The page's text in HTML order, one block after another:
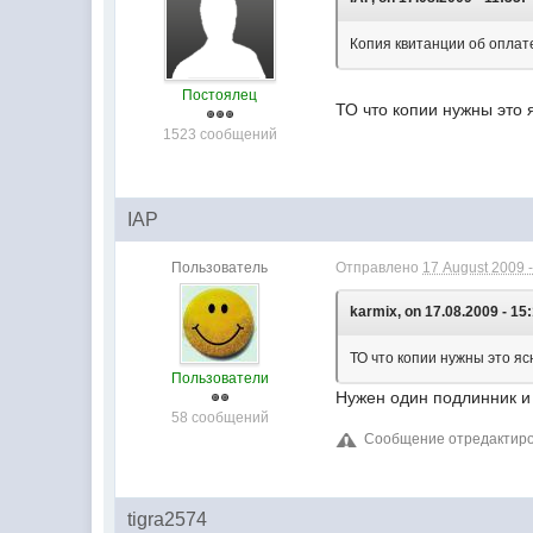
Постоялец
1523 сообщений
Копия квитанции об
ТО что копии нужны это
IAP
Пользователь
Пользователи
58 сообщений
Отправлено 17 August 2009
karmix, on 17.08.2009 -
ТО что копии нужны это
Нужен один подлинник
Сообщение
tigra2574